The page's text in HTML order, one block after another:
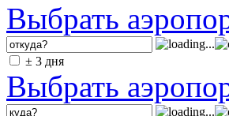
Выбрать
± 3 дня
Выбрать